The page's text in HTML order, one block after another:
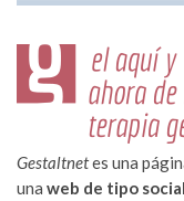
Gestaltnetes una
una web de tipo social